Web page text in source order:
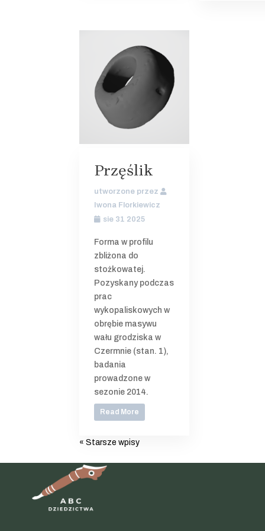
Przęślik
utworzone przez
Iwona Florkiewicz
sie 31 2025
Forma w profilu
zbliżona do
stożkowatej.
Pozyskany podczas
prac
wykopaliskowych w
obrębie masywu
wału grodziska w
Czermnie (stan. 1),
badania
prowadzone w
sezonie 2014.
Read More
« Starsze wpisy